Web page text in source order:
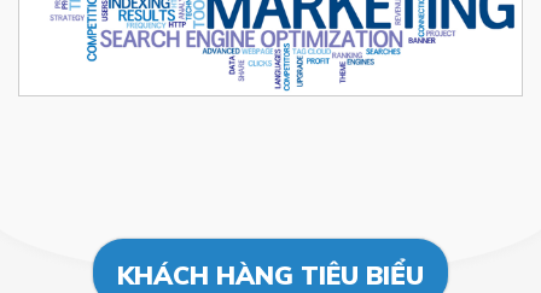
KHÁCH HÀNG TIÊU BIỂU